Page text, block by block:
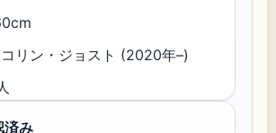
コリン・ジョスト (2020年–)
済み